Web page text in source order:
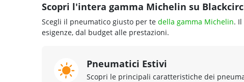
Scopri l'intera gamma Michelin su
Scegli il pneumatico giusto per te della gamma Michelin.
esigenze, dal budget alle prestazioni.
Pneumatici Estivi
Scopri le principali caratteristiche dei